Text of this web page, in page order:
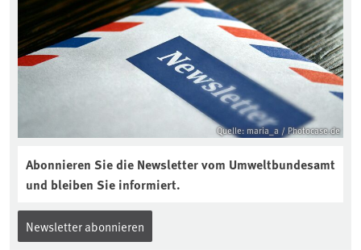
Quelle: maria_a / Photocase.de
Abonnieren Sie die Newsletter vom Umweltbundesamt
und bleiben Sie informiert.
Newsletter abonnieren